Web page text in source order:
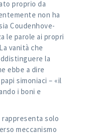
proprio da
non ha
Coudenhove-
le parole ai propri
vanità che
la
ebbe a dire
simoniaci – «il
i boni e
solo
meccanismo